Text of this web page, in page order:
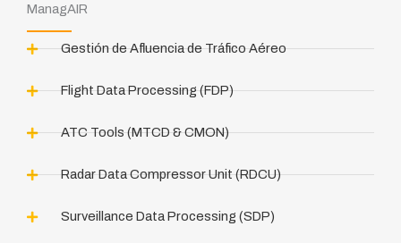
ManagAIR
Gestión de Afluencia de Tráfico Aéreo
Flight Data Processing (FDP)
ATC Tools (MTCD & CMON)
Radar Data Compressor Unit (RDCU)
Surveillance Data Processing (SDP)